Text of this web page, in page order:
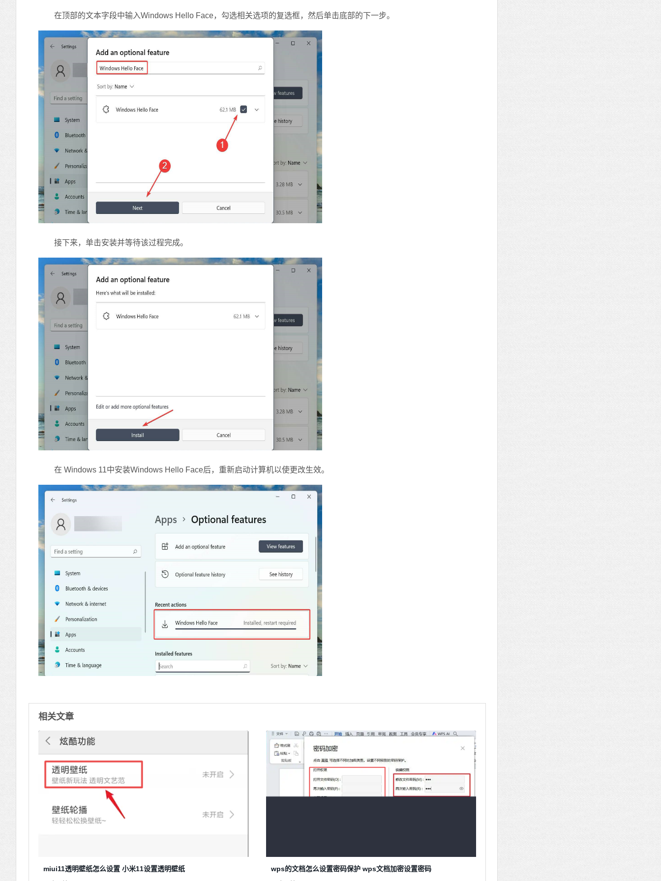
在顶部的文本字段中输入Windows Hello Face，勾选相关选项的复选框，然后单击底部的下一步。
接下来，单击安装并等待该过程完成。
在 Windows 11中安装Windows Hello Face后，重新启动计算机以使更改生效。
相关文章
miui11透明壁纸怎么设置 小米11设置透明壁纸 wps的文档怎么设置密码保护 wps文档加密设置密码